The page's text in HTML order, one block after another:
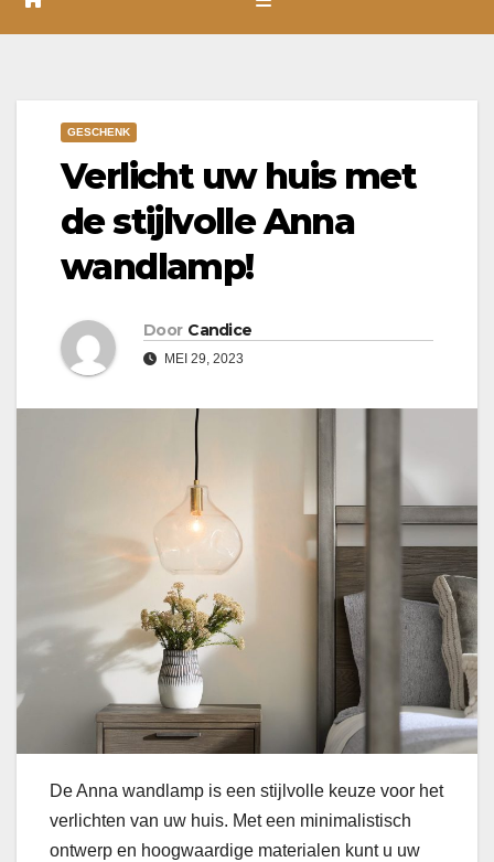
GESCHENK
Verlicht uw huis met
de stijlvolle Anna
wandlamp!
Door Candice
MEI 29, 2023
De Anna wandlamp is een stijlvolle keuze voor het
verlichten van uw huis. Met een minimalistisch
ontwerp en hoogwaardige materialen kunt u uw